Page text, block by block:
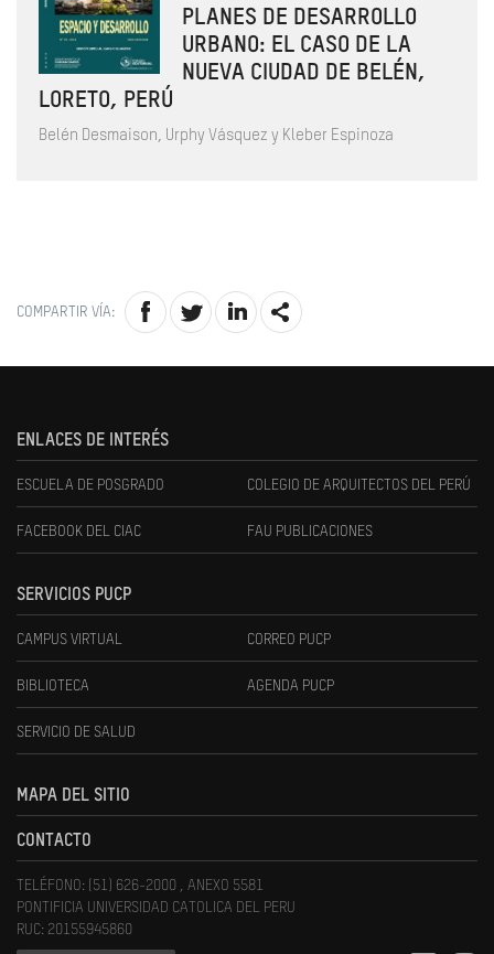
PLANES DE DESARROLLO
URBANO: EL CASO DE LA
NUEVA CIUDAD DE BELÉN,
LORETO, PERÚ
Belén Desmaison, Urphy Vásquez y Kleber Espinoza
COMPARTIR VÍA:
ENLACES DE INTERÉS
ESCUELA DE POSGRADO COLEGIO DE ARQUITECTOS DEL PERÚ
FACEBOOK DEL CIAC FAU PUBLICACIONES
SERVICIOS PUCP
CAMPUS VIRTUAL CORREO PUCP
BIBLIOTECA AGENDA PUCP
SERVICIO DE SALUD
MAPA DEL SITIO
CONTACTO
TELÉFONO: (51) 626-2000 , ANEXO 5581
PONTIFICIA UNIVERSIDAD CATOLICA DEL PERU
RUC: 20155945860